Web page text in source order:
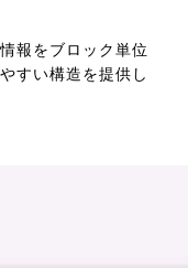
報をブロック単位
すい構造を提供し